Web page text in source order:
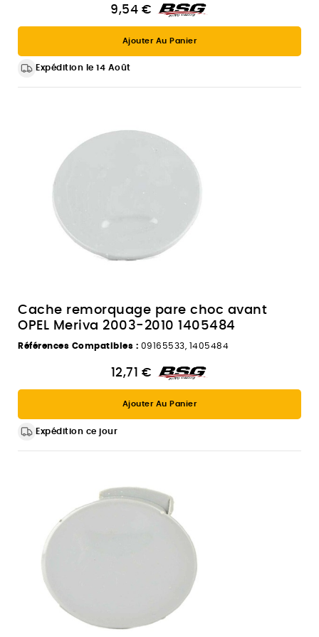
9,54 €
Ajouter Au Panier
Expédition le 14 Août
Cache remorquage pare choc avant
OPEL Meriva 2003-2010 1405484
Références Compatibles : 09165533, 1405484
12,71 €
Ajouter Au Panier
Expédition ce jour